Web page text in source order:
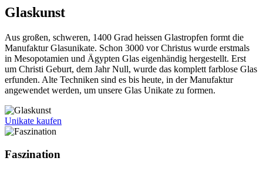
Glaskunst
Aus großen, schweren, 1400 Grad heissen Glastropfen formt die
Manufaktur Glasunikate. Schon 3000 vor Christus wurde erstmals
in Mesopotamien und Ägypten Glas eigenhändig hergestellt. Erst
um Christi Geburt, dem Jahr Null, wurde das komplett farblose Glas
erfunden. Alte Techniken sind es bis heute, in der Manufaktur
angewendet werden, um unsere Glas Unikate zu formen.
Unikate kaufen
Faszination